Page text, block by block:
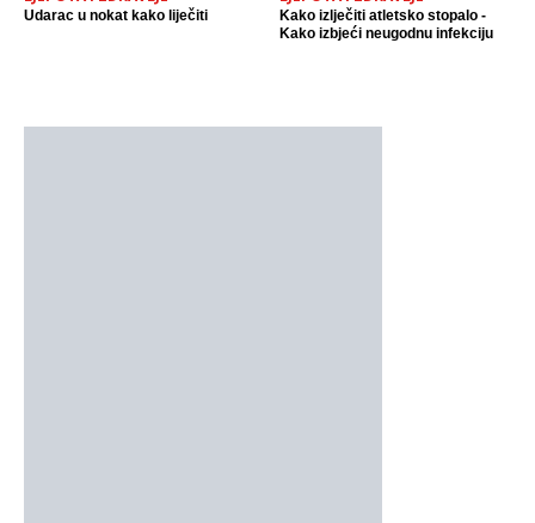
Udarac u nokat kako liječiti
Kako izlječiti atletsko stopalo -
Kako izbjeći neugodnu infekciju